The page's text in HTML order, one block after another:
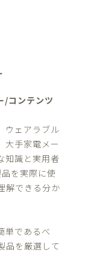
/コンテンツ
ウェアラブル
大手家電メー
知識と実用者
を実際に使
解できる分か
単であるべ
品を厳選して